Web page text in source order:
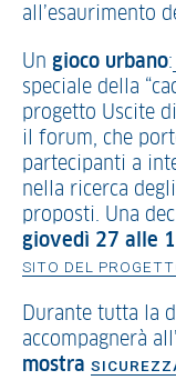
all’esaurimento
Un gioco urbano:
speciale della
progetto Uscite
il forum, che
partecipanti a
nella ricerca
proposti. Una
giovedì 27 alle
SITO DEL
Durante tutta la
accompagnerà
mostra